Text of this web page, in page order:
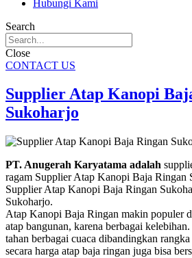
Hubungi Kami
Search
Close
CONTACT US
Supplier Atap Kanopi
Sukoharjo
PT. Anugerah Karyatama adalah
ragam Supplier Atap Kanopi Baja Ringan
Supplier Atap Kanopi Baja Ringan
Sukoharjo.
Atap Kanopi Baja Ringan makin populer
atap bangunan, karena berbagai
tahan berbagai cuaca dibandingkan
secara harga atap baja ringan juga bisa